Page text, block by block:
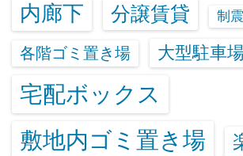
内廊下 分譲賃貸 制
各階ゴミ置き場 大型駐車
宅配ボックス
敷地内ゴミ置き場